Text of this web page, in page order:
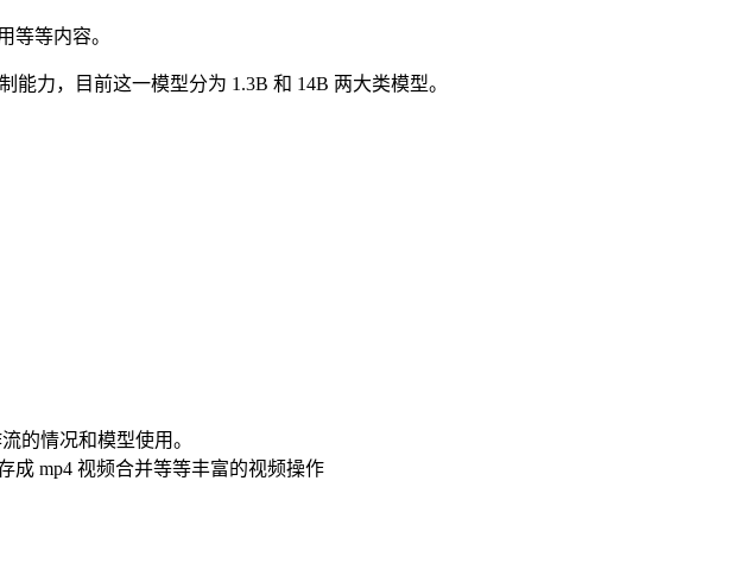
等等内容。
能力，目前这一模型分为 1.3B 和 14B 两大类模型。
的情况和模型使用。
成 mp4 视频合并等等丰富的视频操作